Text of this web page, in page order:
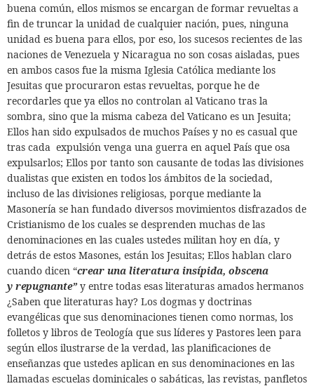
buena común, ellos mismos se encargan de formar revueltas a
fin de truncar la unidad de cualquier nación, pues, ninguna
unidad es buena para ellos, por eso, los sucesos recientes de las
naciones de Venezuela y Nicaragua no son cosas aisladas, pues
en ambos casos fue la misma Iglesia Católica mediante los
Jesuitas que procuraron estas revueltas, porque he de
recordarles que ya ellos no controlan al Vaticano tras la
sombra, sino que la misma cabeza del Vaticano es un Jesuita;
Ellos han sido expulsados de muchos Países y no es casual que
tras cada expulsión venga una guerra en aquel País que osa
expulsarlos; Ellos por tanto son causante de todas las divisiones
dualistas que existen en todos los ámbitos de la sociedad,
incluso de las divisiones religiosas, porque mediante la
Masonería se han fundado diversos movimientos disfrazados de
Cristianismo de los cuales se desprenden muchas de las
denominaciones en las cuales ustedes militan hoy en día, y
detrás de estos Masones, están los Jesuitas; Ellos hablan claro
cuando dicen “crear una literatura insípida, obscena
y repugnante”y entre todas esas literaturas amados hermanos
¿Saben que literaturas hay? Los dogmas y doctrinas
evangélicas que sus denominaciones tienen como normas, los
folletos y libros de Teología que sus líderes y Pastores leen para
según ellos ilustrarse de la verdad, las planificaciones de
enseñanzas que ustedes aplican en sus denominaciones en las
llamadas escuelas dominicales o sabáticas, las revistas, panfletos